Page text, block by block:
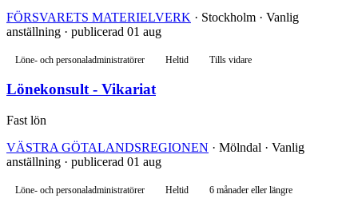
FÖRSVARETS MATERIELVERK · Stockholm · Vanlig
anställning · publicerad 01 aug
Löne- och personaladministratörer Heltid Tills vidare
Lönekonsult - Vikariat
Fast lön
VÄSTRA GÖTALANDSREGIONEN · Mölndal · Vanlig
anställning · publicerad 01 aug
Löne- och personaladministratörer Heltid 6 månader eller längre